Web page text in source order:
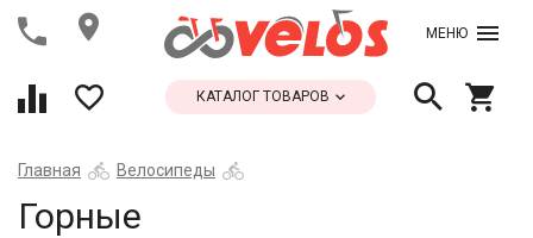
МЕНЮ
КАТАЛОГ ТОВАРОВ
Главная Велосипеды
Горные